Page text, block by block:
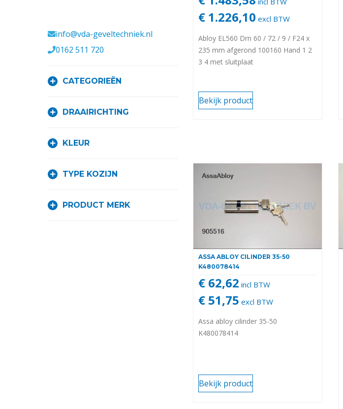
info@vda-geveltechniek.nl
0162 511 720
CATEGORIEËN
DRAAIRICHTING
KLEUR
TYPE KOZIJN
PRODUCT MERK
€ 1.226,10 excl BTW
Abloy EL560 Drn 60 / 72 / 9 / F24 x
235 mm afgerond 100160 Hand 1 2
3 4 met sluitplaat
Bekijk product
ASSA ABLOY CILINDER 35-50
K480078414
€ 62,62 incl BTW
€ 51,75 excl BTW
Assa abloy cilinder 35-50
K480078414
Bekijk product